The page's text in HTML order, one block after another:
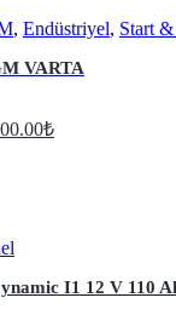
, Endüstriyel, Start
VARTA
₺
I1 12 V 110